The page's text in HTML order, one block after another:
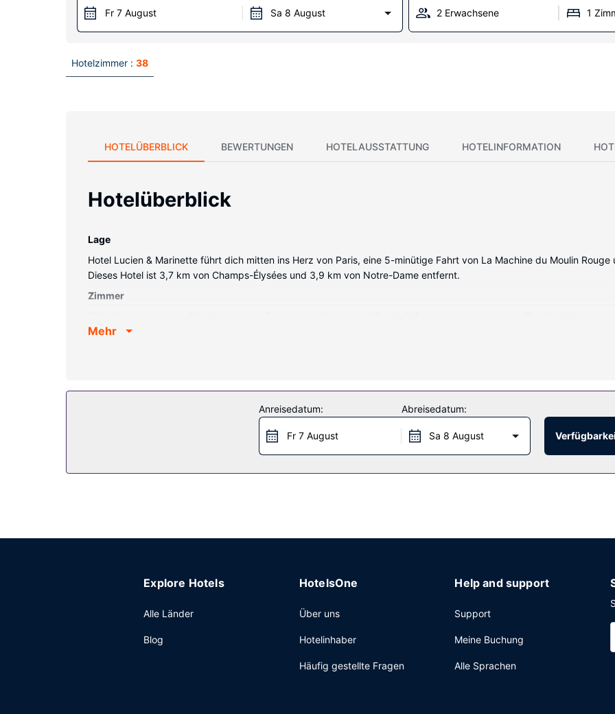
Fr 7 August Sa 8 August 2 Erwachsene 1
Hotelzimmer : 38
HOTELÜBERBLICK BEWERTUNGEN HOTELAUSSTATTUNG HOTELINFORMATION
Hotelüberblick
Lage
Hotel Lucien & Marinette führt dich mitten ins Herz von Paris, eine 5-minütige Fahrt von La Machine du Moulin
Dieses Hotel ist 3,7 km von Champs-Élysées und 3,9 km von Notre-Dame entfernt.
Zimmer
Digitalempfang. Es gibt eigene Badezimmer, die über kostenlose Toilettenartikel und Haartrockner verfügen. Zur
Gegen Gebühr wird täglich von 06:30 Uhr bis 10:30 Uhr ein Frühstücksbuffet angeboten.
Mehr
Anreisedatum:
Fr 7 August
Abreisedatum:
Sa 8 August
Explore Hotels
Alle Länder
Blog
HotelsOne
Über uns
Hotelinhaber
Häufig gestellte Fragen
Help and support
Support
Meine Buchung
Alle Sprachen